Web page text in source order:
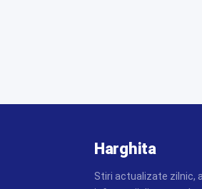
Harghita
Stiri actualizate zilnic,